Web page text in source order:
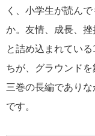
く、小学生が読ん
か。友情、成長、
と詰め込まれてい
ちが、グラウンド
三巻の長編であり
です。